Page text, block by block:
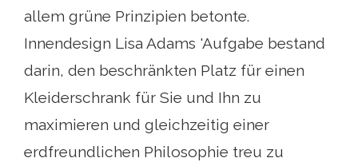
allem grüne Prinzipien betonte.
Innendesign Lisa Adams 'Aufgabe bestand
darin, den beschränkten Platz für einen
Kleiderschrank für Sie und Ihn zu
maximieren und gleichzeitig einer
erdfreundlichen Philosophie treu zu